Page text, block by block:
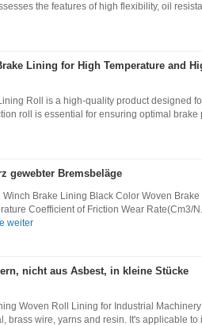
the features of high flexibility, oil
Lining for High Temperature and
Roll is a high-quality product designed
roll is essential for ensuring optimal brake
gewebter Bremsbeläge
Brake Lining Black Color Woven
Coefficient of Friction Wear Rate(Cm3/
weiter
nicht aus Asbest, in kleine Stücke
Woven Roll Lining for Industrial
brass wire, yarns and resin. It's applicable